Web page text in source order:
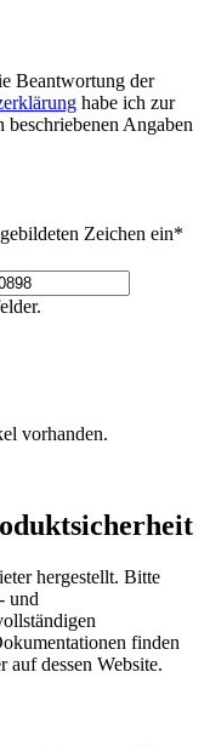
Beantwortung der
habe ich zur
Angaben
Zeichen ein*
vorhanden.
hergestellt. Bitte
und
finden
auf dessen Website.